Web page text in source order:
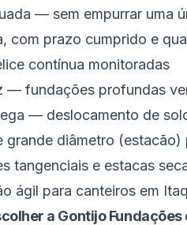
— sem empurrar uma
com prazo cumprido e
contínua monitoradas
— fundações profundas
— deslocamento de
grande diâmetro
tangenciais e estacas
ágil para canteiros em
a Gontijo